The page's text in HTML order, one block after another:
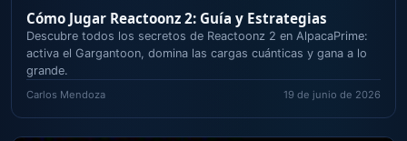
Cómo Jugar Reactoonz 2: Guía y Estrategias
Descubre todos los secretos de Reactoonz 2 en AlpacaPrime:
activa el Gargantoon, domina las cargas cuánticas y gana a lo
grande.
Carlos Mendoza 19 de junio de 2026